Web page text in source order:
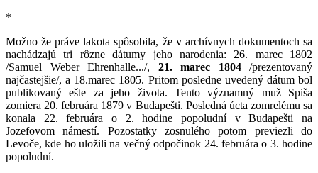
*
Možno že práve lakota spôsobila, že v archívnych dokumentoch sa
nachádzajú tri rôzne dátumy jeho narodenia: 26. marec 1802
/Samuel Weber Ehrenhalle.../, 21. marec 1804/prezentovaný
najčastejšie/, a 18.marec 1805. Pritom posledne uvedený dátum bol
publikovaný ešte za jeho života. Tento významný muž Spiša
zomiera 20. februára 1879 v Budapešti. Posledná úcta zomrelému sa
konala 22. februára o 2. hodine popoludní v Budapešti na
Jozefovom námestí. Pozostatky zosnulého potom previezli do
Levoče, kde ho uložili na večný odpočinok 24. februára o 3. hodine
popoludní.